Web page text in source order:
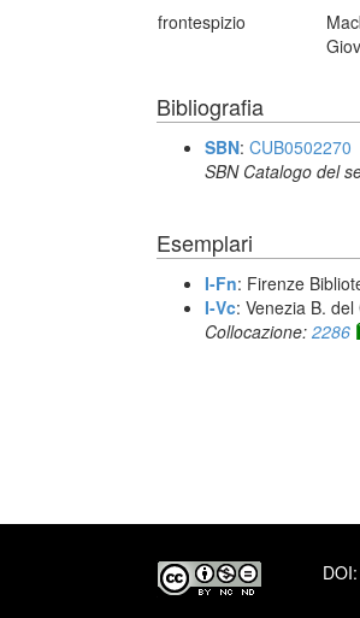
frontespizio
Bibliografia
SBN: CUB0502270
SBN Catalogo del
Esemplari
I-Fn: Firenze
I-Vc: Venezia B.
Collocazione: 2286
DOI: